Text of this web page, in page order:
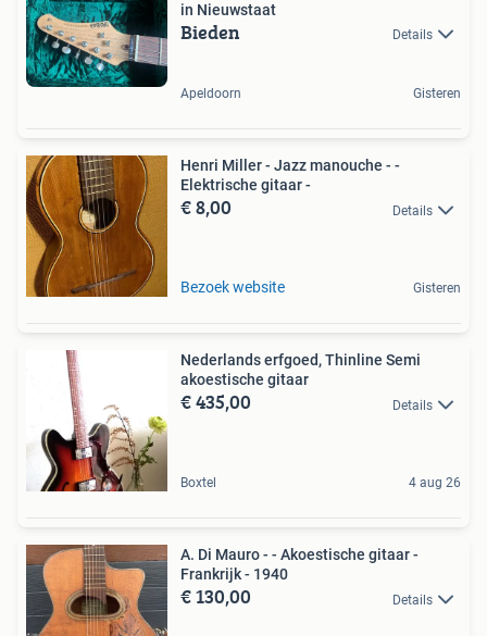
in Nieuwstaat
Bieden Details
Apeldoorn Gisteren
Henri Miller - Jazz manouche - -
Elektrische gitaar -
€ 8,00 Details
Bezoek website Gisteren
Nederlands erfgoed, Thinline Semi
akoestische gitaar
€ 435,00 Details
Boxtel 4 aug 26
A. Di Mauro - - Akoestische gitaar -
Frankrijk - 1940
€ 130,00 Details